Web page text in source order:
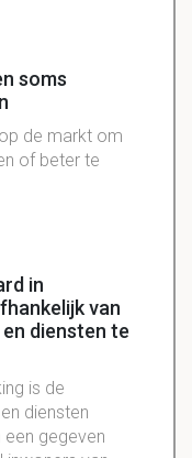
soms
de markt om
of beter te
in
van
diensten te
is de
diensten
een gegeven